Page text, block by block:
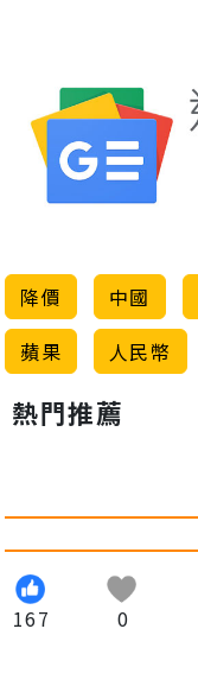
降價 中國
蘋果
人民幣
熱門推薦
167 0